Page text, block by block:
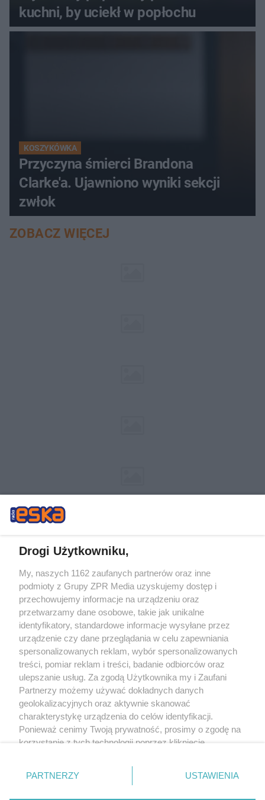
kuchni, by uciekł w popłochu
KOSZYKÓWKA
Przyczyna śmierci Brandona
Clarke'a. Ujawniono wyniki sekcji
zwłok
ZOBACZ WIĘCEJ
Żaden utwór zamieszczony w serwisie nie może być powielany i
rozpowszechniany lub dalej rozpowszechniany w jakikolwiek sposób (w
tym także elektroniczny lub mechaniczny) na jakimkolwiek polu
eksploatacji w jakiejkolwiek formie, włącznie z umieszczaniem w Internecie
bez pisemnej zgody właściciela praw. Jakiekolwiek użycie lub
wykorzystanie utworów w całości lub w części z naruszeniem prawa, tzn.
bez właściwej zgody, jest zabronione pod groźbą kary i może być ścigane
prawnie.
O nas
Drogi Użytkowniku,
My, naszych 1162 zaufanych partnerów oraz inne
podmioty z Grupy ZPR Media uzyskujemy dostęp i
przechowujemy informacje na urządzeniu oraz
przetwarzamy dane osobowe, takie jak unikalne
identyfikatory, standardowe informacje wysyłane przez
urządzenie czy dane przeglądania w celu zapewniania
spersonalizowanych reklam, wybór spersonalizowanych
treści, pomiar reklam i treści, badanie odbiorców oraz
ulepszanie usług. Za zgodą Użytkownika my i Zaufani
Partnerzy możemy używać dokładnych danych
geolokalizacyjnych oraz aktywnie skanować
charakterystykę urządzenia do celów identyfikacji.
Ponieważ cenimy Twoją prywatność, prosimy o zgodę na
korzystanie z tych technologii poprzez kliknięcie
zmienić/wycofać klikając przycisk ustawień prywatności
znajdujący się w lewym dolnym rogu strony
rodzaje przetwarzania danych nie wymagają zgody
PARTNERZY USTAWIENIA